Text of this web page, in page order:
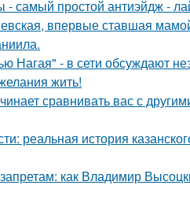
- самый простой антиэйдж -
впервые ставшая
Нагая" - в сети обсуждают
жить!
сравнивать вас с
реальная история
как Владимир